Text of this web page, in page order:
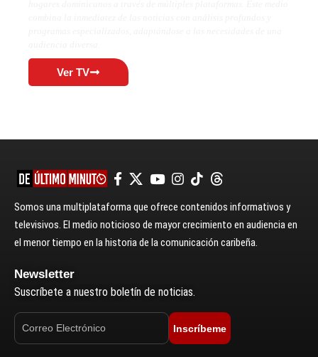
Ver TV
Somos una multiplataforma que ofrece contenidos informativos y
televisivos. El medio noticioso de mayor crecimiento en audiencia en
el menor tiempo en la historia de la comunicación caribeña.
Newsletter
Suscríbete a nuestro boletín de noticias.
Inscríbeme